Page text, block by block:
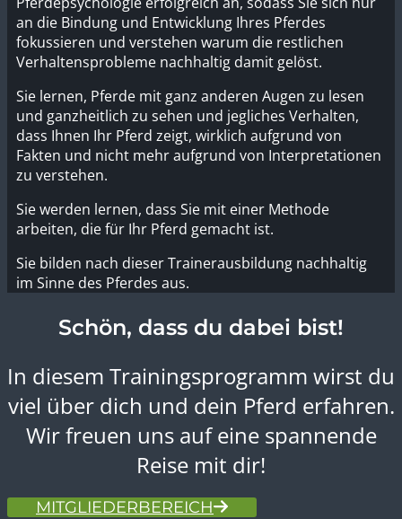
an die Bindung und Entwicklung Ihres Pferdes
fokussieren und verstehen warum die restlichen
Verhaltensprobleme nachhaltig damit gelöst.
Sie lernen, Pferde mit ganz anderen Augen zu lesen
und ganzheitlich zu sehen und jegliches Verhalten,
dass Ihnen Ihr Pferd zeigt, wirklich aufgrund von
Fakten und nicht mehr aufgrund von Interpretationen
zu verstehen.
Sie werden lernen, dass Sie mit einer Methode
arbeiten, die für Ihr Pferd gemacht ist.
Sie bilden nach dieser Trainerausbildung nachhaltig
im Sinne des Pferdes aus.
Schön, dass du dabei bist!
In diesem Trainingsprogramm wirst du
viel über dich und dein Pferd erfahren.
Wir freuen uns auf eine spannende
Reise mit dir!
MITGLIEDERBEREICH